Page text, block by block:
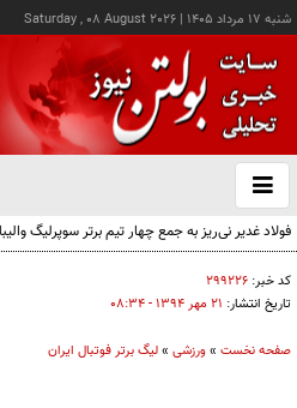
شنبه ۱۷ مرداد ۱۴۰۵ |
Saturday , 08 August 2026
باز
و
فولاد غدیر نی‌ریز به جمع چهار تیم برتر سوپرلیگ
کد خبر: ۲۹۹۲۲۶
تاریخ انتشار: ۲۱ مهر ۱۳۹۴ - ۰۸:۳۴
صفحه نخست »ورزشی »لیگ برتر فوتبال ایران